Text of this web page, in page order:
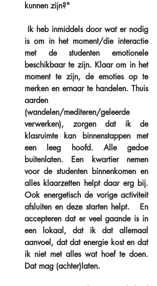
kunnen zijn?"
is om in het moment/die interactie
met de studenten emotionele
beschikbaar te zijn. Klaar om in het
moment te zijn, de emoties op te
merken en ernaar te handelen. Thuis
aarden
(wandelen/mediteren/geleerde
verwerken), zorgen dat ik de
klasruimte kan binnenstappen met
een leeg hoofd. Alle gedoe
buitenlaten. Een kwartier nemen
voor de studenten binnenkomen en
alles klaarzetten helpt daar erg bij.
Ook energetisch de vorige activiteit
afsluiten en deze starten helpt.   En
accepteren dat er veel gaande is in
een lokaal, dat ik dat allemaal
aanvoel, dat dat energie kost en dat
ik niet met alles wat hoef te doen.
Dat mag (achter)laten.